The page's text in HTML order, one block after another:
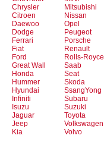
Chrysler
Citroen
Daewoo
Dodge
Ferrari
Fiat
Ford
Great Wall
Honda
Hummer
Hyundai
Infiniti
Isuzu
Jaguar
Jeep
Kia
Mitsubishi
Nissan
Opel
Peugeot
Porsche
Renault
Rolls-Royce
Saab
Seat
Skoda
SsangYong
Subaru
Suzuki
Toyota
Volkswagen
Volvo